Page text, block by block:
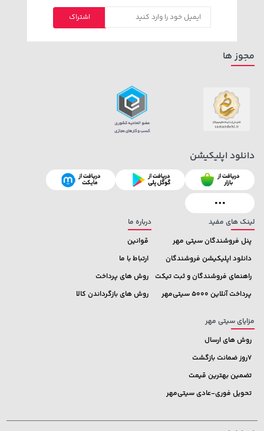
68,080,000 تومان خرید 18,680,000 تومان
2,729,000 تومان خرید
1,849,000 تومان
2,179,000
اشتراک
لینک های مفید
پنل فروشندگان سیتی مهر
دانلود اپلیکیشن فروشندگان
راهنمای فروشندگان و ثبت تیکت
پرداخت آنلاین 5000 سیتی‌مهر
درباره ما
قوانین
ارتباط با ما
روش های پرداخت
روش های بازگرداندن کالا
مزایای سیتی مهر
روش های ارسال
7روز ضمانت بازگشت
تضمین بهترین قیمت
تحویل فوری-عادی سیتی‌مهر
مجوز ها
دانلود اپلیکیشن